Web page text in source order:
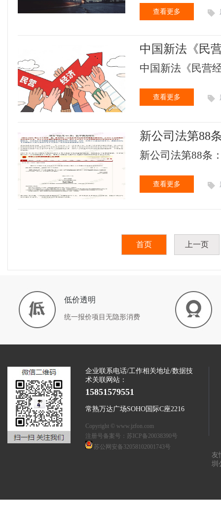
查看更多
中国新法《民
布。
中国新法《民营
查看更多
新公司法第88
新公司法第88条
查看更多
首页 上一页
低价透明
统一报价项目无隐形消费
企业联系电话/工作相关地址/数据技
术关联网站：
15851579551
常熟万达广场SOHO国际C座2216
Copyright © www.jzfon.com
注册号备案号： 苏ICP备20038390号
苏公网安备32058102001743号
友
圳